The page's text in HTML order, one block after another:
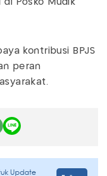
di Posko Mudik
kontribusi BPJS
peran
Update